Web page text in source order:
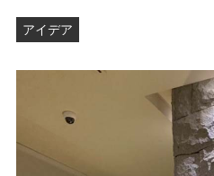
アイデア